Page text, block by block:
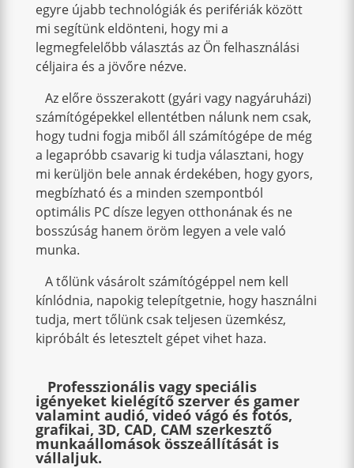
egyre újabb technológiák és perifériák között
mi segítünk eldönteni, hogy mi a
legmegfelelőbb választás az Ön felhasználási
céljaira és a jövőre nézve.
Az előre összerakott (gyári vagy nagyáruházi)
számítógépekkel ellentétben nálunk nem csak,
hogy tudni fogja miből áll számítógépe de még
a legapróbb csavarig ki tudja választani, hogy
mi kerüljön bele annak érdekében, hogy gyors,
megbízható és a minden szempontból
optimális PC dísze legyen otthonának és ne
bosszúság hanem öröm legyen a vele való
munka.
A tőlünk vásárolt számítógéppel nem kell
kínlódnia, napokig telepítgetnie, hogy használni
tudja, mert tőlünk csak teljesen üzemkész,
kipróbált és letesztelt gépet vihet haza.
Professzionális vagy speciális
igényeket kielégítő szerver és gamer
valamint audió, videó vágó és fotós,
grafikai, 3D, CAD, CAM szerkesztő
munkaállomások összeállítását is
vállaljuk.